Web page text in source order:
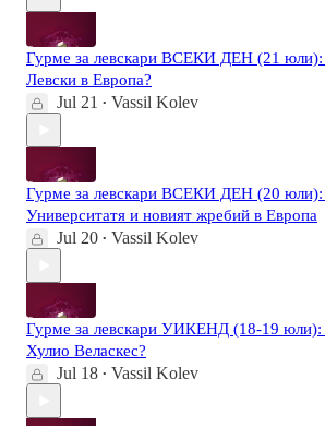
Гурме за левскари ВСЕКИ ДЕН (21 юли):
Левски в Европа?
Jul 21 • Vassil Kolev
Гурме за левскари ВСЕКИ ДЕН (20 юли):
Университатя и новият жребий в Европа
Jul 20 • Vassil Kolev
Гурме за левскари УИКЕНД (18-19 юли):
Хулио Веласкес?
Jul 18 • Vassil Kolev